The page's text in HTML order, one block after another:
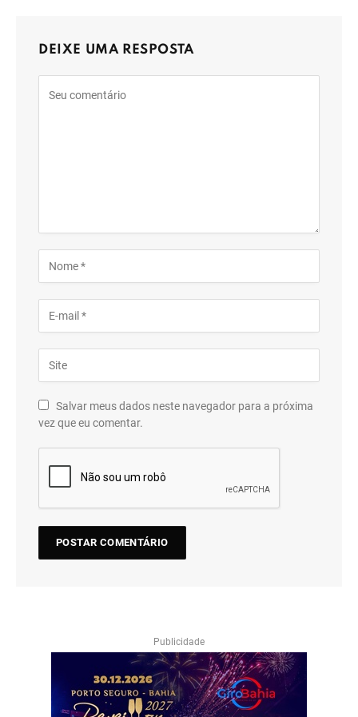
DEIXE UMA RESPOSTA
Salvar meus dados neste navegador para a próxima
vez que eu comentar.
Publicidade